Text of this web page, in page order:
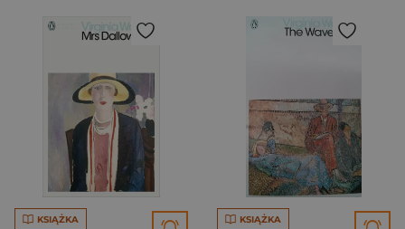
KSIĄŻKA KSIĄŻKA